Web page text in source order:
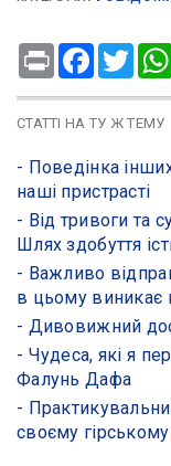
Print
СТАТТІ НА ТУ Ж ТЕМУ
- Поведінка
наші пристрасті
- Від тривоги та
Шлях здобуття
- Важливо
в цьому виникає
- Дивовижний
- ​Чудеса, які я
Фалунь Дафа
-
своєму гірському